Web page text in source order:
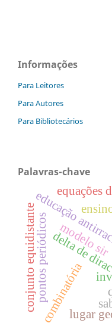
Informações
Para Leitores
Para Autores
Para Bibliotecários
Palavras-chave
educaçãoequações
lugar
conjunto equidistante delta de
combinatória
modelo sir
pontos periódicos